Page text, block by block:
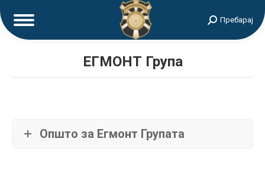
Search:Пребарај
ЕГМОНТ Група
Општо за Егмонт Групата